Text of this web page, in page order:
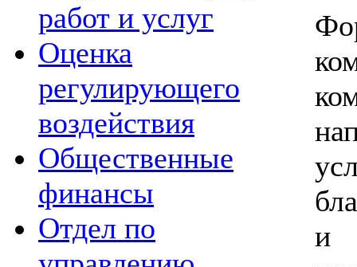
работ и услуг
Оценка
регулирующего
воздействия
Общественные
финансы
Отдел по
и